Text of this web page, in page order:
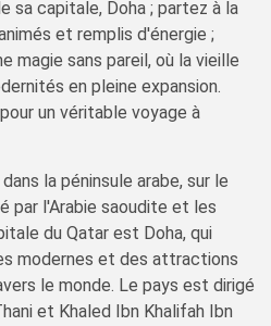
sa capitale, Doha ; partez à la
et remplis d'énergie ;
magie sans pareil, où la vieille
en pleine expansion.
un véritable voyage à
la péninsule arabe, sur le
par l'Arabie saoudite et les
du Qatar est Doha, qui
modernes et des attractions
le monde. Le pays est dirigé
et Khaled Ibn Khalifah Ibn